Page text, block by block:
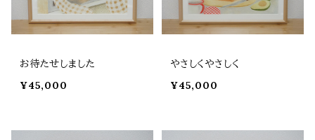
お待たせしました
¥45,000
やさしくやさしく
¥45,000